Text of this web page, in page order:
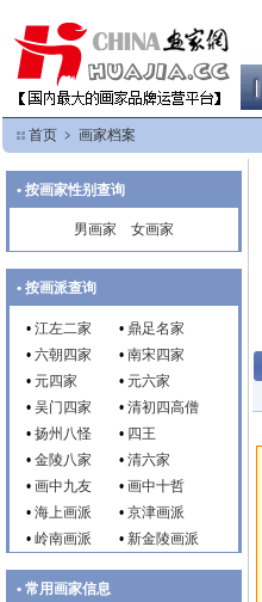
首页 ﹥ 画家档案
• 按画家性别查询
男画家 女画家
• 按画派查询
• 江左二家 • 鼎足名家
• 六朝四家 • 南宋四家
• 元四家 • 元六家
• 吴门四家 • 清初四高僧
• 扬州八怪 • 四王
• 金陵八家 • 清六家
• 画中九友 • 画中十哲
• 海上画派 • 京津画派
• 岭南画派 • 新金陵画派
• 常用画家信息